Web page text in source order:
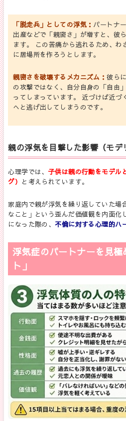
「脱走兵」としての浮気： パートナ
出産などで「親密さ」が増すと、彼
ます。 この苦痛から逃れるため、わ
に居場所を作ろうとします。
親密さを破壊するメカニズム：彼 ら
の攻撃ではなく、自分自身の「自由
ってしまっています。 近づけば近づ
へと逃げ出してしまうのです。
親の浮気を目撃した影響（モデ
心理学では、 子供は親の行動をモデル
グ） と考えられています。
家庭内で親が浮気を繰り返していた場
なこと」という歪んだ価値観を内面化
になった際の、 不倫に対する心理的ハ
浮気症のパートナーを見
ト」